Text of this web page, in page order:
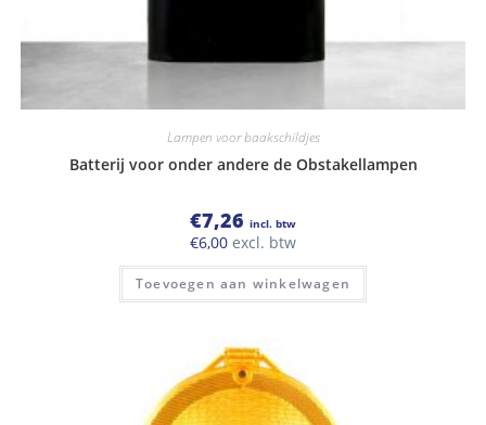
Lampen voor baakschildjes
Batterij voor onder andere de Obstakellampen
€7,26 incl. btw
€6,00 excl. btw
Toevoegen aan winkelwagen